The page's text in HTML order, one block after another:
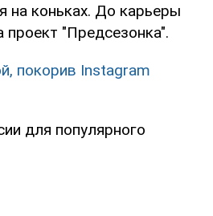
на коньках. До карьеры
"Предсезонка".
покорив Instagram
для популярного